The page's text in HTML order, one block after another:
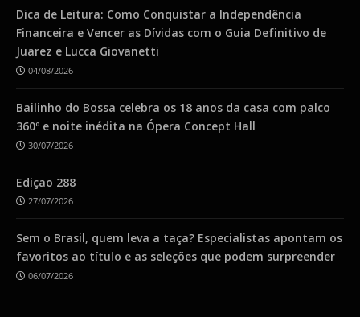
Dica de Leitura: Como Conquistar a Independência
Financeira e Vencer as Dívidas com o Guia Definitivo de
Juarez e Lucca Giovanetti
04/08/2026
Bailinho do Bossa celebra os 18 anos da casa com palco
360º e noite inédita na Ópera Concept Hall
30/07/2026
Ediçao 288
27/07/2026
Sem o Brasil, quem leva a taça? Especialistas apontam os
favoritos ao título e as seleções que podem surpreender
06/07/2026